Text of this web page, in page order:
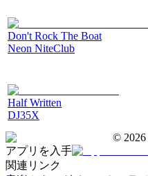
Don't Rock The Boat
Neon NiteClub
Half Written
DJ35X
© 2026
アプリを入手
関連リンク